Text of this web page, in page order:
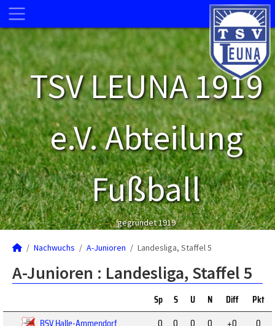
TSV LEUNA 1919
e.V. Abteilung
Fußball
gegründet 1919
Nachwuchs A-Junioren Landesliga, Staffel 5
A-Junioren : Landesliga, Staffel 5
Sp S U N Diff
Pkt